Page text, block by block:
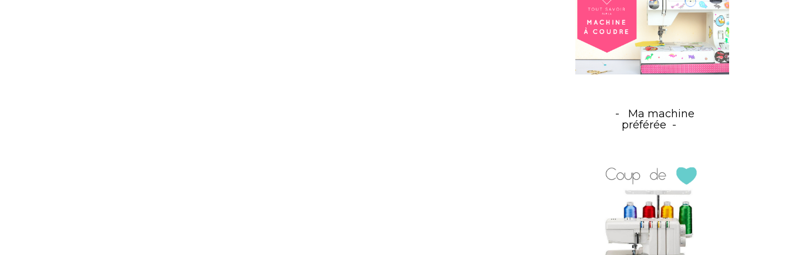
Ma machine
préférée